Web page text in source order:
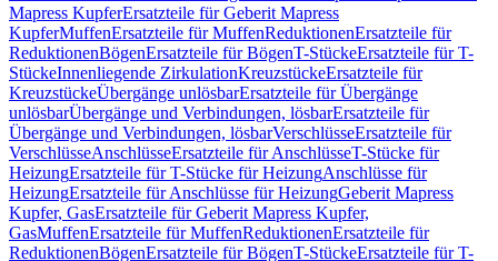
Mapress KupferErsatzteile für Geberit Mapress
KupferMuffenErsatzteile für MuffenReduktionenErsatzteile für
ReduktionenBögenErsatzteile für BögenT-StückeErsatzteile für T-
StückeInnenliegende ZirkulationKreuzstückeErsatzteile für
KreuzstückeÜbergänge unlösbarErsatzteile für Übergänge
unlösbarÜbergänge und Verbindungen, lösbarErsatzteile für
Übergänge und Verbindungen, lösbarVerschlüsseErsatzteile für
VerschlüsseAnschlüsseErsatzteile für AnschlüsseT-Stücke für
HeizungErsatzteile für T-Stücke für HeizungAnschlüsse für
HeizungErsatzteile für Anschlüsse für HeizungGeberit Mapress
Kupfer, GasErsatzteile für Geberit Mapress Kupfer,
GasMuffenErsatzteile für MuffenReduktionenErsatzteile für
ReduktionenBögenErsatzteile für BögenT-StückeErsatzteile für T-